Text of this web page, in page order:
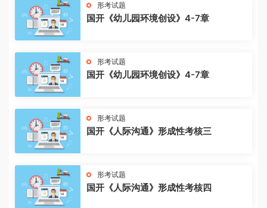
形考试题
国开《幼儿园环境创设》4-7章
形考试题
国开《幼儿园环境创设》4-7章
形考试题
国开《人际沟通》形成性考核三
形考试题
国开《人际沟通》形成性考核四